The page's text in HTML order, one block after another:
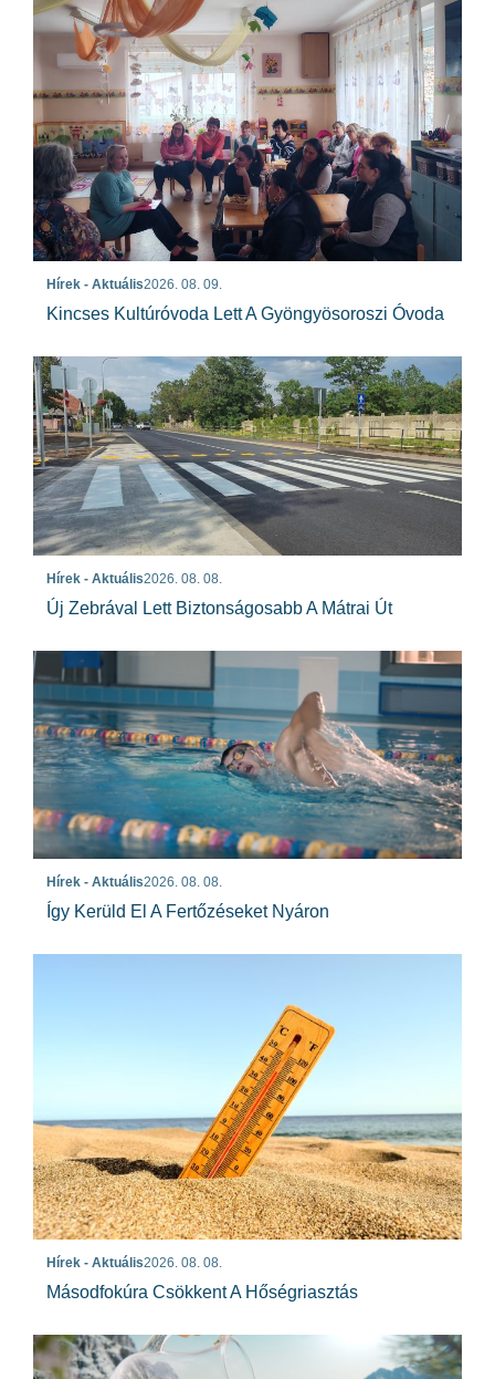
Hírek - Aktuális2026. 08. 09.
Kincses Kultúróvoda Lett A Gyöngyösoroszi Óvoda
Hírek - Aktuális2026. 08. 08.
Új Zebrával Lett Biztonságosabb A Mátrai Út
Hírek - Aktuális2026. 08. 08.
Így Kerüld El A Fertőzéseket Nyáron
Hírek - Aktuális2026. 08. 08.
Másodfokúra Csökkent A Hőségriasztás